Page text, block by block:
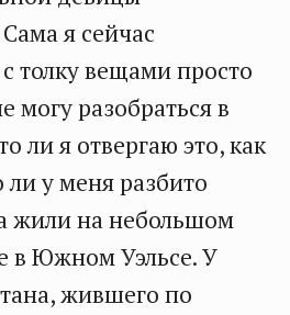
я сейчас
толку вещами просто
могу разобраться в
ли я отвергаю это, как
ли у меня разбито
жили на небольшом
в Южном Уэльсе. У
жившего по